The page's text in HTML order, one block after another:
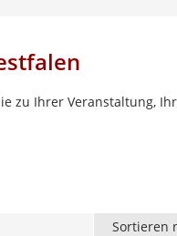
zu Ihrer Veranstaltung,